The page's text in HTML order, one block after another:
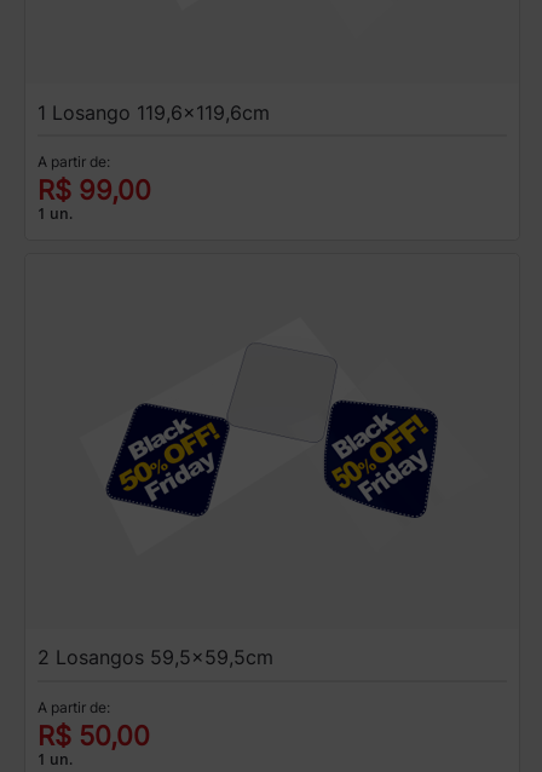
1 Losango 119,6x119,6cm
A partir de:
R$ 99,00
1 un.
2 Losangos 59,5x59,5cm
A partir de:
R$ 50,00
1 un.